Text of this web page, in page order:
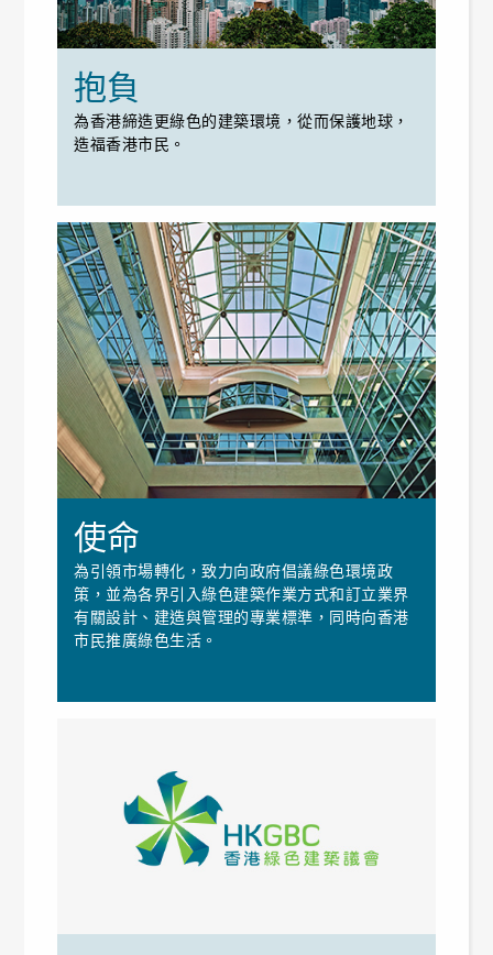
抱負
為香港締造更綠色的建築環境，從而保護地球，
造福香港市民。
使命
為引領市場轉化，致力向政府倡議綠色環境政
策，並為各界引入綠色建築作業方式和訂立業界
有關設計、建造與管理的專業標準，同時向香港
市民推廣綠色生活。